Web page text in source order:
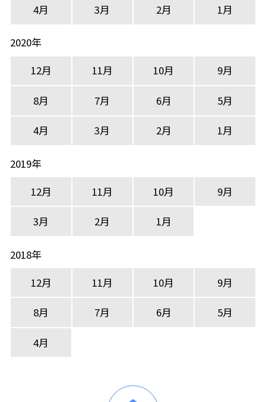
4月 3月 2月 1月
2020年
12月
11月 10月 9月
8月 7月 6月 5月
4月 3月 2月 1月
2019年
12月
11月 10月 9月
3月 2月 1月
2018年
12月
11月 10月 9月
8月 7月 6月 5月
4月